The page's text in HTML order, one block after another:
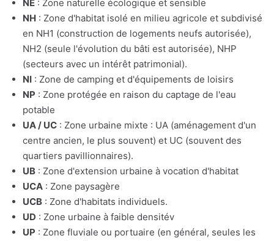
NE : Zone naturelle écologique et sensible
NH : Zone d'habitat isolé en milieu agricole et subdivisé
en NH1 (construction de logements neufs autorisée),
NH2 (seule l'évolution du bâti est autorisée), NHP
(secteurs avec un intérêt patrimonial).
NI : Zone de camping et d'équipements de loisirs
NP : Zone protégée en raison du captage de l'eau
potable
UA / UC : Zone urbaine mixte : UA (aménagement d'un
centre ancien, le plus souvent) et UC (souvent des
quartiers pavillionnaires).
UB : Zone d'extension urbaine à vocation d'habitat
UCA : Zone paysagère
UCB : Zone d'habitats individuels.
UD : Zone urbaine à faible densitév
UP : Zone fluviale ou portuaire (en général, seules les